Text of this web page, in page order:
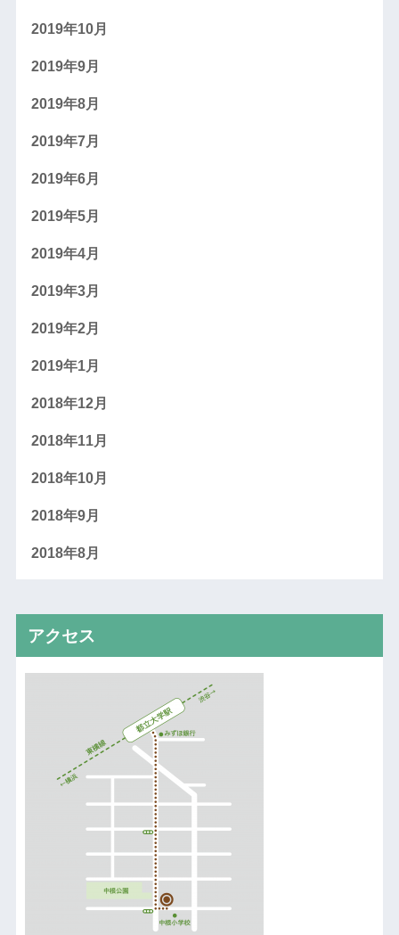
2019年10月
2019年9月
2019年8月
2019年7月
2019年6月
2019年5月
2019年4月
2019年3月
2019年2月
2019年1月
2018年12月
2018年11月
2018年10月
2018年9月
2018年8月
アクセス